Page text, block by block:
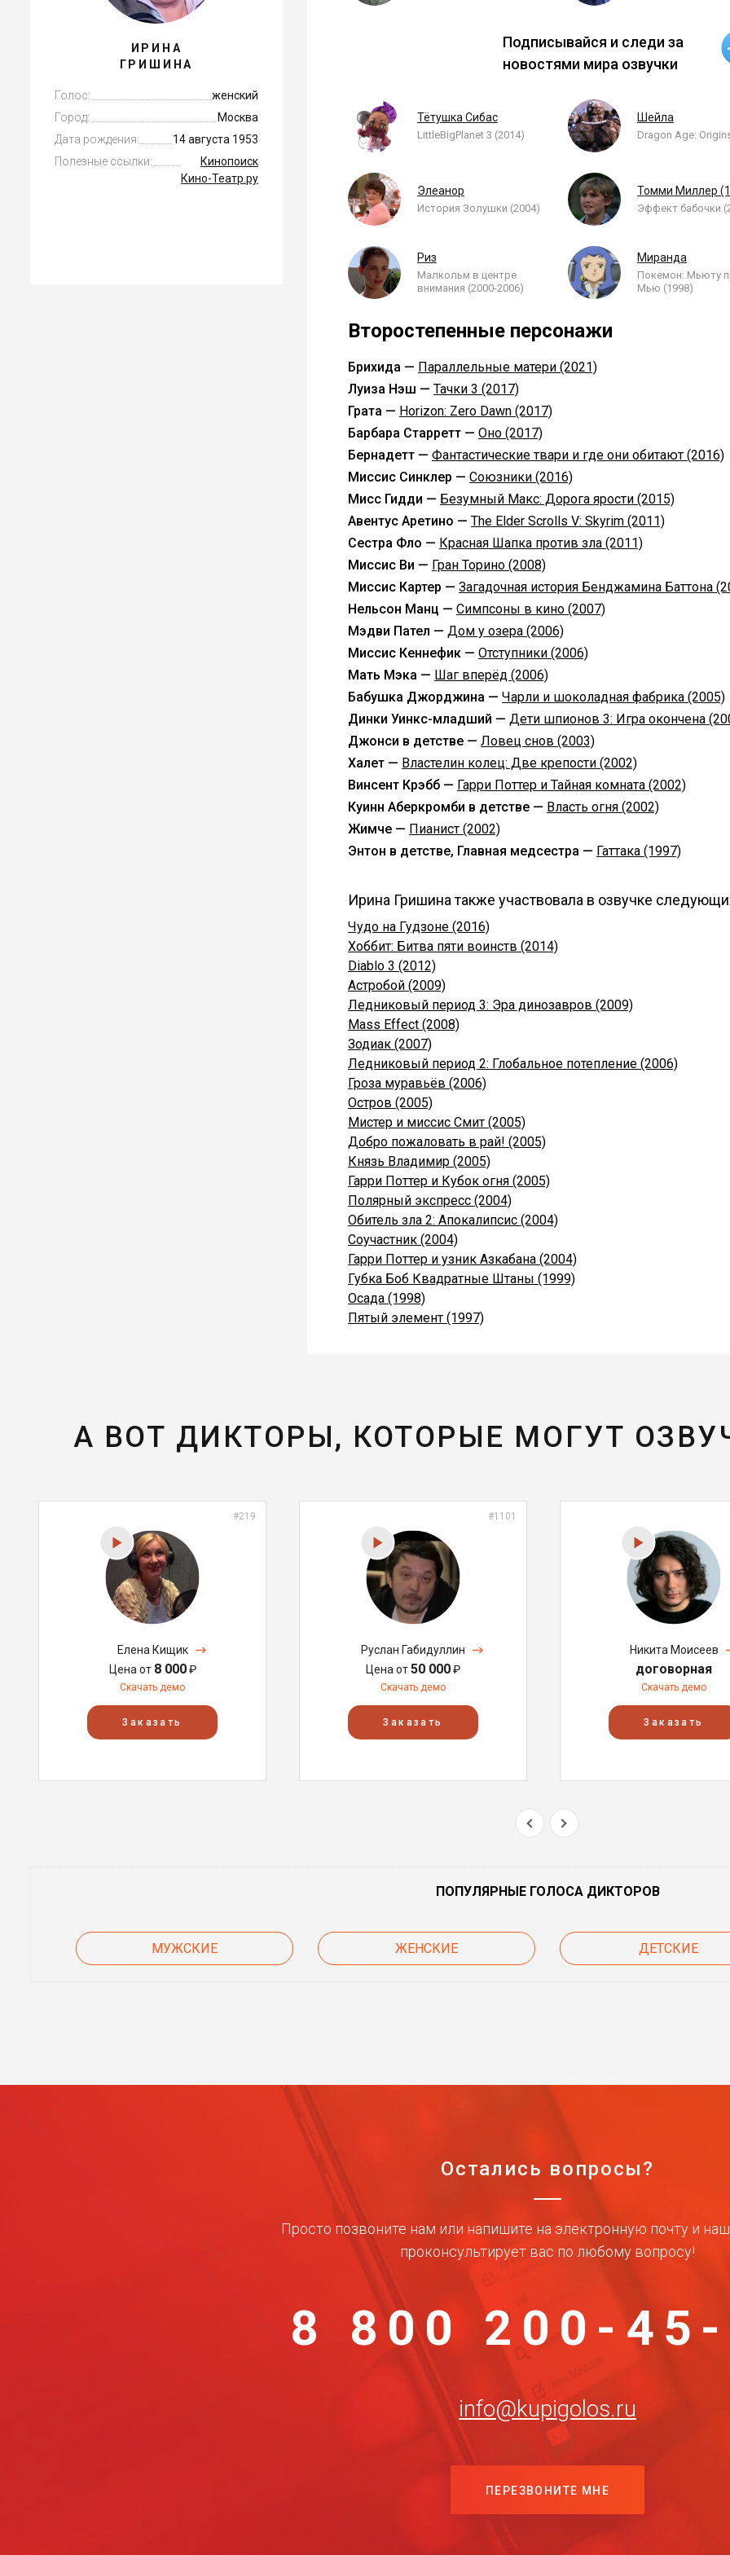
ИРИНА
ГРИШИНА
Голос:
женский
Город:
Москва
Дата рождения:
14 августа 1953
Полезные ссылки:
Кинопоиск
Кино-Театр.ру
Подписывайся и следи за
новостями мира озвучки
Тётушка Сибас
LittleBigPlanet 3 (2014)
Шейла
Dragon Age:
Элеанор
История Золушки (2004)
Томми Миллер
Эффект бабочки
Риз
Малкольм в центре
внимания (2000-2006)
Миранда
Покемон: Мьюту
Мью (1998)
Второстепенные персонажи
Брихида — Параллельные матери (2021)
Луиза Нэш — Тачки 3 (2017)
Грата — Horizon: Zero Dawn (2017)
Барбара Старретт — Оно (2017)
Бернадетт — Фантастические твари и где они обитают (2016)
Миссис Синклер — Союзники (2016)
Мисс Гидди — Безумный Макс: Дорога ярости (2015)
Авентус Аретино — The Elder Scrolls V: Skyrim (2011)
Сестра Фло — Красная Шапка против зла (2011)
Миссис Ви — Гран Торино (2008)
Миссис Картер — Загадочная история Бенджамина Баттона
Нельсон Манц — Симпсоны в кино (2007)
Мэдви Пател — Дом у озера (2006)
Миссис Кеннефик — Отступники (2006)
Мать Мэка — Шаг вперёд (2006)
Бабушка Джорджина — Чарли и шоколадная фабрика (2005)
Динки Уинкс-младший — Дети шпионов 3: Игра окончена
Джонси в детстве — Ловец снов (2003)
Халет — Властелин колец: Две крепости (2002)
Винсент Крэбб — Гарри Поттер и Тайная комната (2002)
Куинн Аберкромби в детстве — Власть огня (2002)
Жимче — Пианист (2002)
Энтон в детстве, Главная медсестра — Гаттака (1997)
Ирина Гришина также участвовала в озвучке
Чудо на Гудзоне (2016)
Хоббит: Битва пяти воинств (2014)
Diablo 3 (2012)
Астробой (2009)
Ледниковый период 3: Эра динозавров (2009)
Mass Effect (2008)
Зодиак (2007)
Ледниковый период 2: Глобальное потепление (2006)
Гроза муравьёв (2006)
Остров (2005)
Мистер и миссис Смит (2005)
Добро пожаловать в рай! (2005)
Князь Владимир (2005)
Гарри Поттер и Кубок огня (2005)
Полярный экспресс (2004)
Обитель зла 2: Апокалипсис (2004)
Соучастник (2004)
Гарри Поттер и узник Азкабана (2004)
Губка Боб Квадратные Штаны (1999)
Осада (1998)
Пятый элемент (1997)
А ВОТ ДИКТОРЫ, КОТОРЫЕ МОГУТ
#219
Елена Кищик
Цена от 8 000₽
Скачать демо
Заказать
#1101
Руслан Габидуллин
Цена от50 000₽
Скачать демо
Заказать
Никита Моисеев
договорная
Скачать демо
Заказать
ПОПУЛЯРНЫЕ ГОЛОСА ДИКТОРОВ
МУЖСКИЕ ЖЕНСКИЕ ДЕТСКИЕ
Остались вопросы?
Просто позвоните нам или напишите на электронную почту и
проконсультирует вас по любому вопросу!
8 800 200-45-
info@kupigolos.ru
ПЕРЕЗВОНИТЕ МНЕ